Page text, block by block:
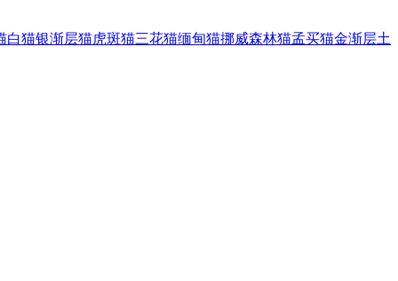
白猫银渐层猫虎斑猫三花猫缅甸猫挪威森林猫孟买猫金渐层土